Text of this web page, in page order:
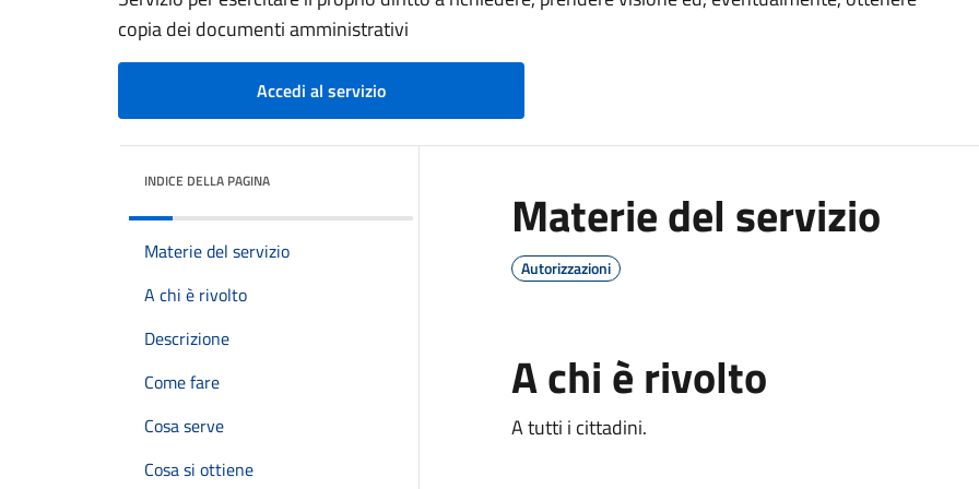
copia dei documenti amministrativi
Accedi al servizio
INDICE DELLA PAGINA
Materie del servizio
A chi è rivolto
Descrizione
Come fare
Cosa serve
Cosa si ottiene
Materie del servizio
Autorizzazioni
A chi è rivolto
A tutti i cittadini.